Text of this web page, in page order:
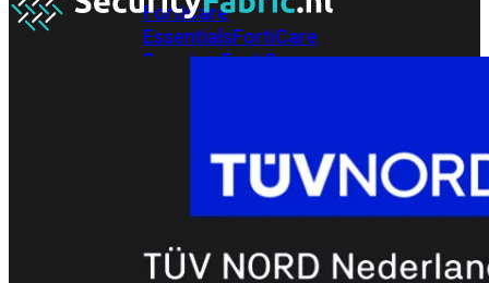
FortiCare
EssentialsFortiCare
PremiumFortiCare
1